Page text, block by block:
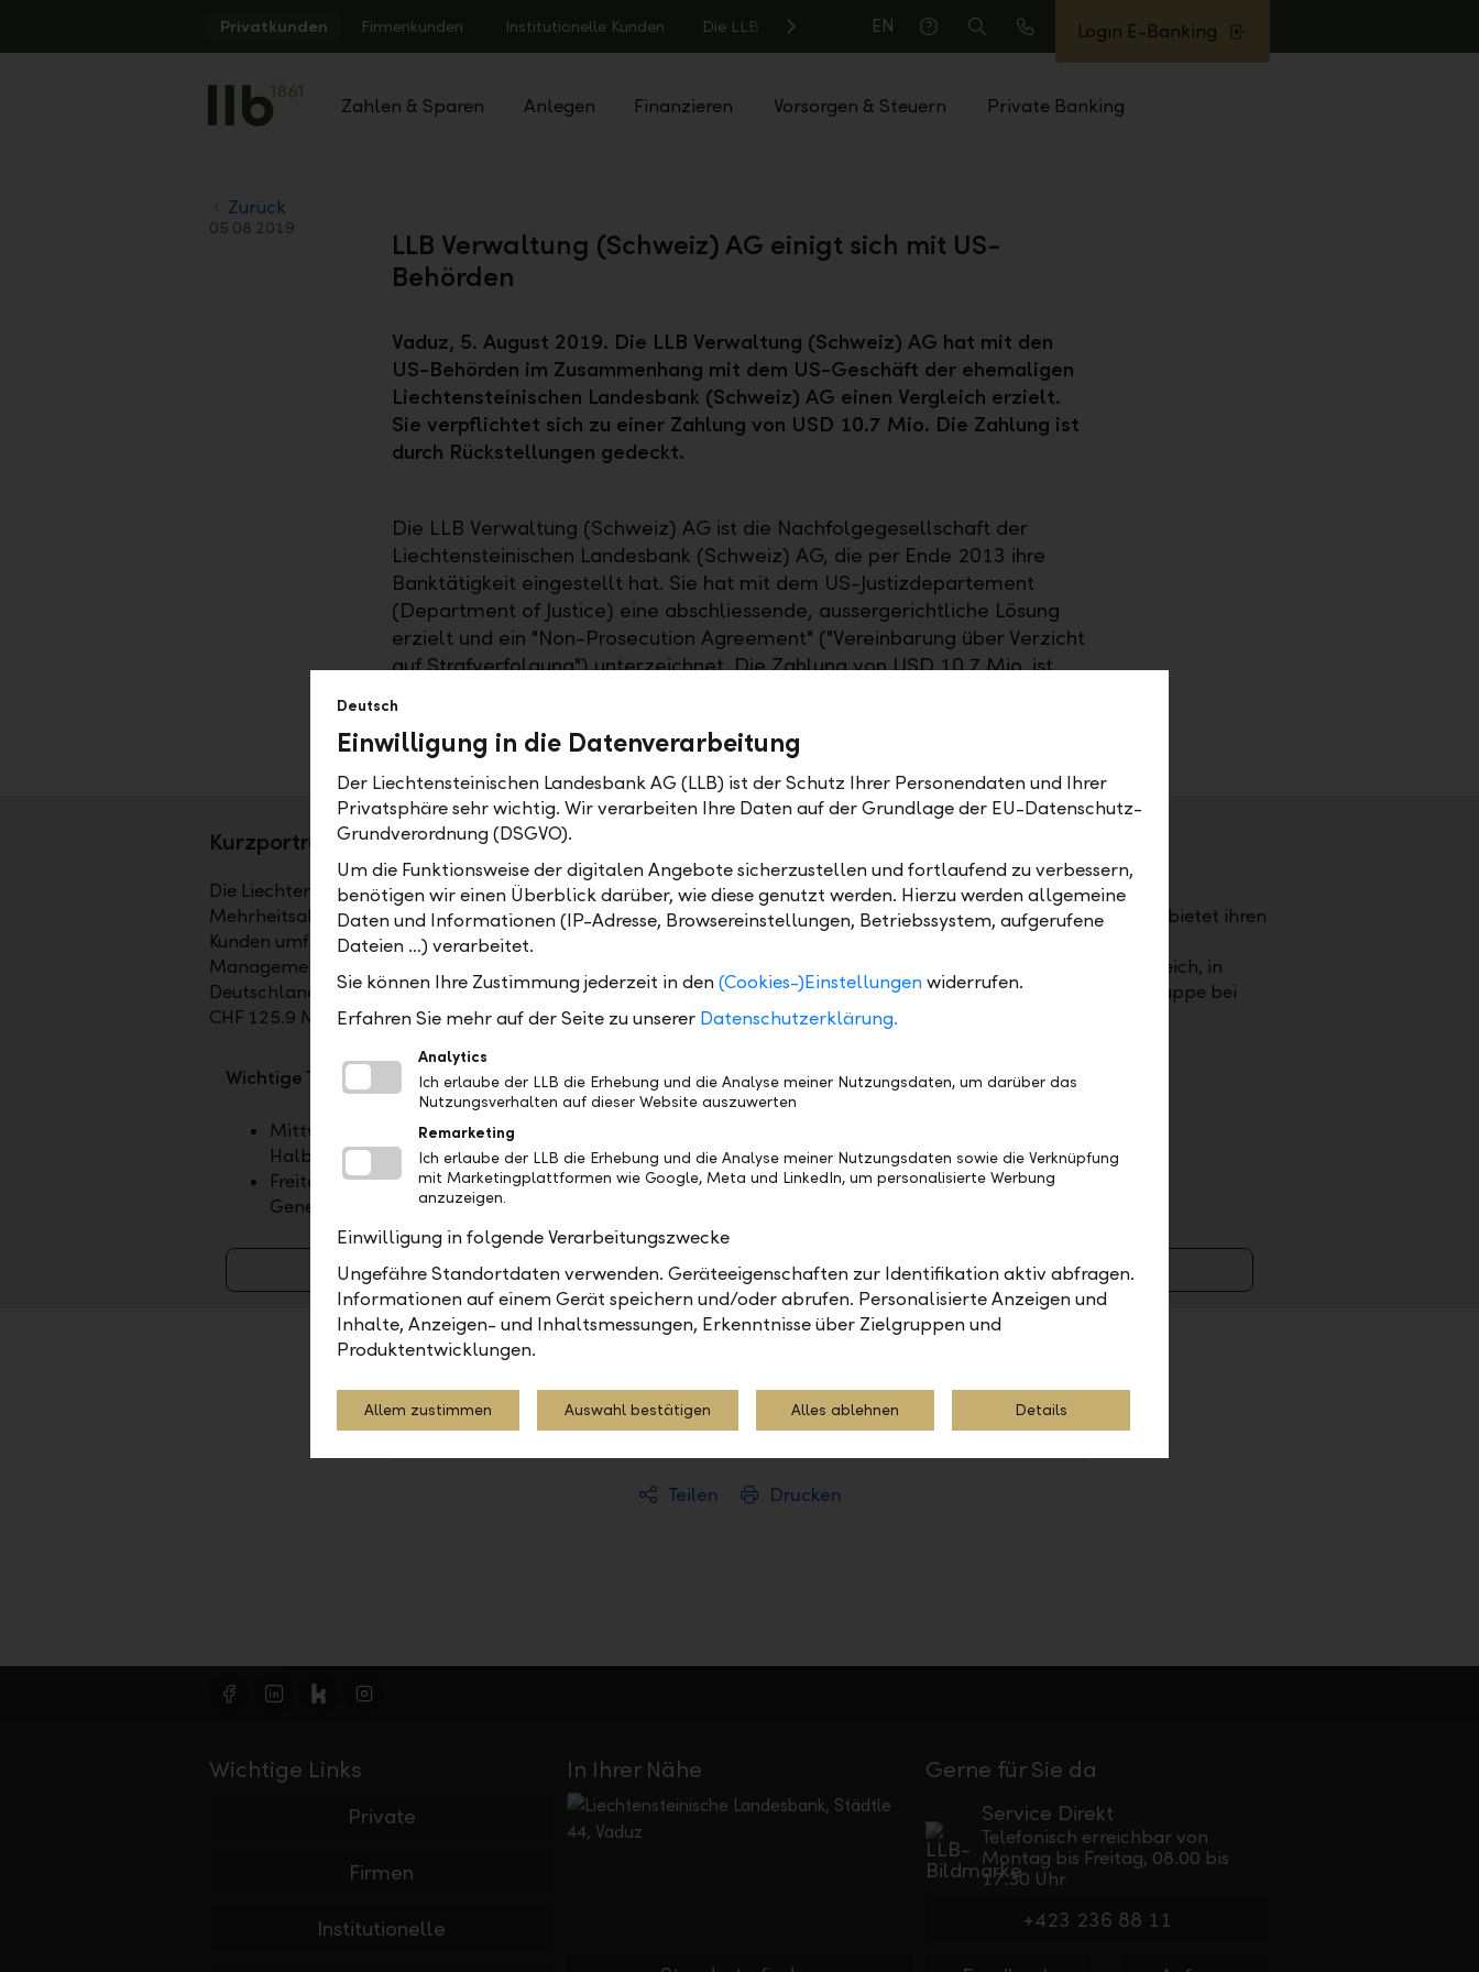
Privatkunden Firmenkunden Institutionelle Kunden Die LLB
EN
Hilfe
Suche
Anrufen
Login E-Banking
Zahlen & Sparen Anlegen Finanzieren Vorsorgen & Steuern Private Banking
Zurück
05.08.2019
LLB Verwaltung (Schweiz) AG einigt sich mit US-
Behörden
Vaduz, 5. August 2019. Die LLB Verwaltung (Schweiz) AG hat mit den
US-Behörden im Zusammenhang mit dem US-Geschäft der ehemaligen
Liechtensteinischen Landesbank (Schweiz) AG einen Vergleich erzielt.
Sie verpflichtet sich zu einer Zahlung von USD 10.7 Mio. Die Zahlung ist
durch Rückstellungen gedeckt.
Die LLB Verwaltung (Schweiz) AG ist die Nachfolgegesellschaft der
Liechtensteinischen Landesbank (Schweiz) AG, die per Ende 2013 ihre
Banktätigkeit eingestellt hat. Sie hat mit dem US-Justizdepartement
(Department of Justice) eine abschliessende, aussergerichtliche Lösung
erzielt und ein "Non-Prosecution Agreement" ("Vereinbarung über Verzicht
auf Strafverfolgung") unterzeichnet. Die Zahlung von USD 10.7 Mio. ist
Kurzporträt
Die Liechtensteinische Landesbank AG (LLB) ist das traditionsreichste Finanzinstitut im Fürstentum Liechtenstein.
Mehrheitsaktionär ist das Land Liechtenstein. Die Aktien sind an der SIX kotiert (Symbol: LLBN). Die LLB-Gruppe bietet ihren
Kunden umfassende Dienstleistungen im Wealth Management an: als Universalbank, im Private Banking, Asset
Management sowie bei Fund Services. Mit 1'523 Mitarbeitenden ist sie in Liechtenstein, in der Schweiz, in Österreich, in
Deutschland, in Dubai und in Abu Dhabi präsent. Per 31. Dezember 2025 lag das Geschäftsvolumen der LLB-Gruppe bei
CHF 125.9 Mia.
Wichtige Termine
Mittwoch, 19. August 2026, Veröffentlichung
Halbjahresergebnis 2026
Freitag, 23. April 2027, 35. ordentliche
Generalversammlung
Weitere Termine anzeigen
Kontakt
Group Corporate Communications
Telefon +423 236 87 14
E-Mail senden
2019 Medienmitteilung
Teilen Drucken
Gerne für Sie da
Service Direkt
Telefonisch erreichbar von
Montag bis Freitag, 08.00 bis
17.30 Uhr
+423 236 88 11
In Ihrer Nähe
Wichtige Links
Private
Firmen
Institutionelle
Deutsch
Einwilligung in die Datenverarbeitung
Der Liechtensteinischen Landesbank AG (LLB) ist der Schutz Ihrer Personendaten und Ihrer
Privatsphäre sehr wichtig. Wir verarbeiten Ihre Daten auf der Grundlage der EU-Datenschutz-
Grundverordnung (DSGVO).
Um die Funktionsweise der digitalen Angebote sicherzustellen und fortlaufend zu verbessern,
benötigen wir einen Überblick darüber, wie diese genutzt werden. Hierzu werden allgemeine
Daten und Informationen (IP-Adresse, Browsereinstellungen, Betriebssystem, aufgerufene
Dateien …) verarbeitet.
Sie können Ihre Zustimmung jederzeit in den(Cookies-)Einstellungenwiderrufen.
Erfahren Sie mehr auf der Seite zu unserer Datenschutzerklärung.
Analytics
Ich erlaube der LLB die Erhebung und die Analyse meiner Nutzungsdaten, um darüber das
Nutzungsverhalten auf dieser Website auszuwerten
Remarketing
Ich erlaube der LLB die Erhebung und die Analyse meiner Nutzungsdaten sowie die Verknüpfung
mit Marketingplattformen wie Google, Meta und LinkedIn, um personalisierte Werbung
anzuzeigen.
Einwilligung in folgende Verarbeitungszwecke
Ungefähre Standortdaten verwenden. Geräteeigenschaften zur Identifikation aktiv abfragen.
Informationen auf einem Gerät speichern und/oder abrufen. Personalisierte Anzeigen und
Inhalte, Anzeigen- und Inhaltsmessungen, Erkenntnisse über Zielgruppen und
Produktentwicklungen.
Allem zustimmen Auswahl bestätigen Alles ablehnen Details